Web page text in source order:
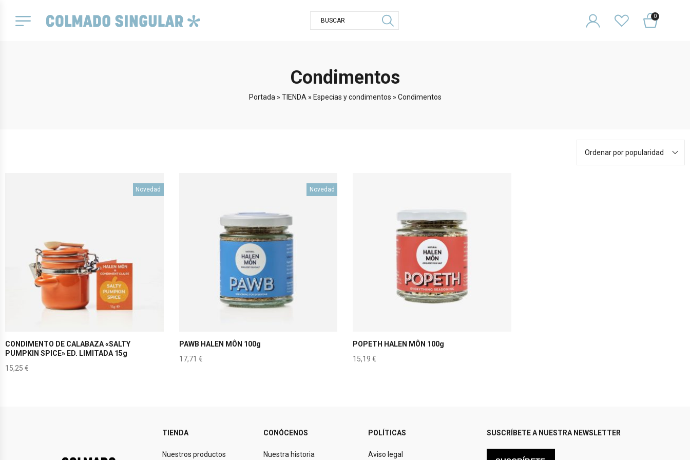
0
Condimentos
Portada » TIENDA » Especias y condimentos » Condimentos
Ordenar por popularidad
Novedad
CONDIMENTO DE CALABAZA «SALTY
PUMPKIN SPICE» ED. LIMITADA 15g
15,25 €
Novedad
PAWB HALEN MÔN 100g
17,71 €
POPETH HALEN MÔN 100g
15,19 €
TIENDA
Nuestros productos
CONÓCENOS
Nuestra historia
POLÍTICAS
Aviso legal
SUSCRÍBETE A NUESTRA NEWSLETTER